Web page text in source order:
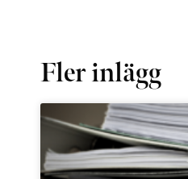
Fler inlägg